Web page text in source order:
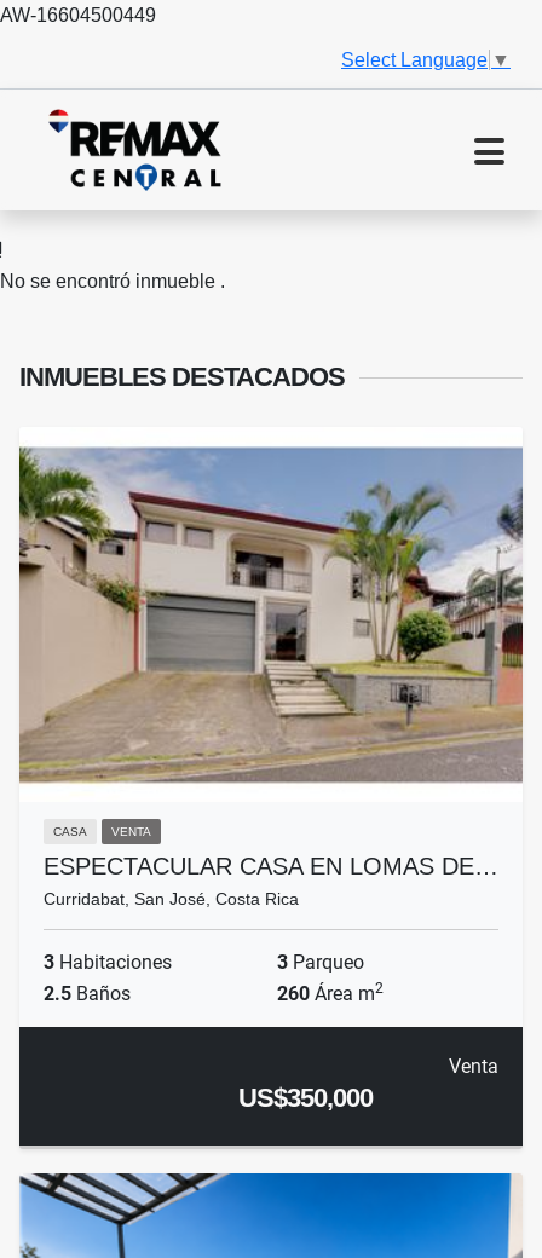
AW-16604500449
Select Language ▼
No se encontró inmueble .
INMUEBLES DESTACADOS
CASA VENTA
ESPECTACULAR CASA EN LOMAS DE…
Curridabat, San José, Costa Rica
3 Habitaciones 3 Parqueo
2.5 Baños 260 Área m2
Venta
US$350,000